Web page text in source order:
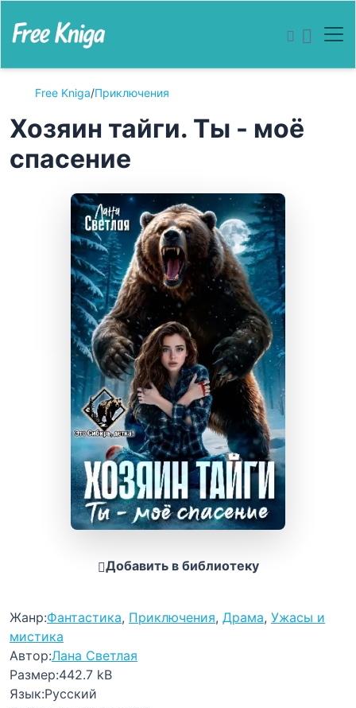
Free Kniga/Приключения
Хозяин тайги. Ты - моё
спасение
Добавить в библиотеку
Жанр:Фантастика, Приключения, Драма, Ужасы и
мистика
Автор:Лана Светлая
Размер:442.7 kB
Язык:Русский